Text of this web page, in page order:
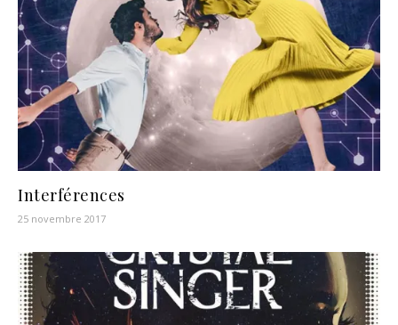
Interférences
25 novembre 2017